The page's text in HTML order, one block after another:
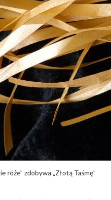
róże” zdobywa „Złotą Taśmę”